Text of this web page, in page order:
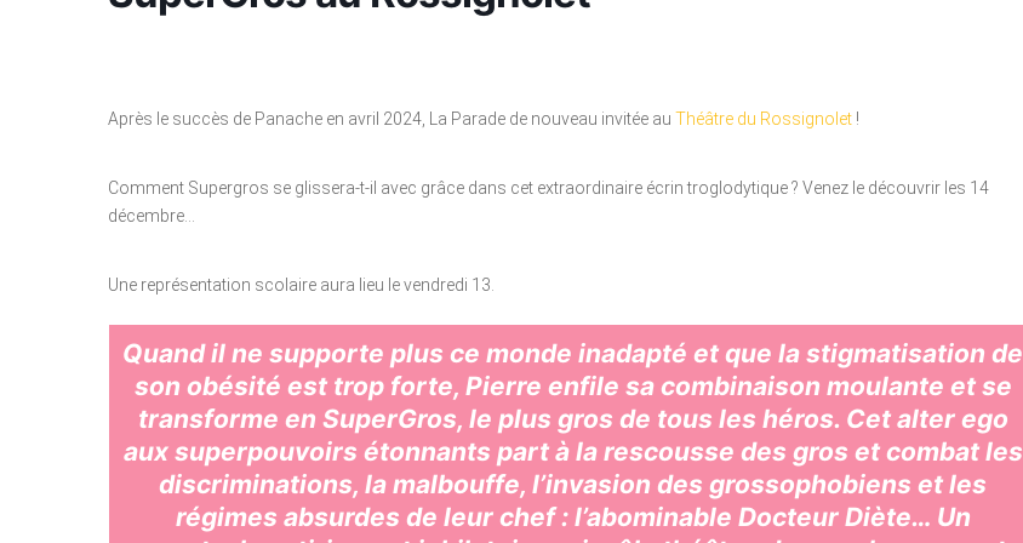
Après le succès de Panache en avril 2024, La Parade de nouveau invitée au Théâtre du Rossignolet !
Comment Supergros se glissera-t-il avec grâce dans cet extraordinaire écrin troglodytique ? Venez le découvrir les 14
décembre…
Une représentation scolaire aura lieu le vendredi 13.
Quand il ne supporte plus ce monde inadapté et que la stigmatisation de
son obésité est trop forte, Pierre enfile sa combinaison moulante et se
transforme en SuperGros, le plus gros de tous les héros. Cet alter ego
aux superpouvoirs étonnants part à la rescousse des gros et combat les
discriminations, la malbouffe, l’invasion des grossophobiens et les
régimes absurdes de leur chef : l’abominable Docteur Diète… Un